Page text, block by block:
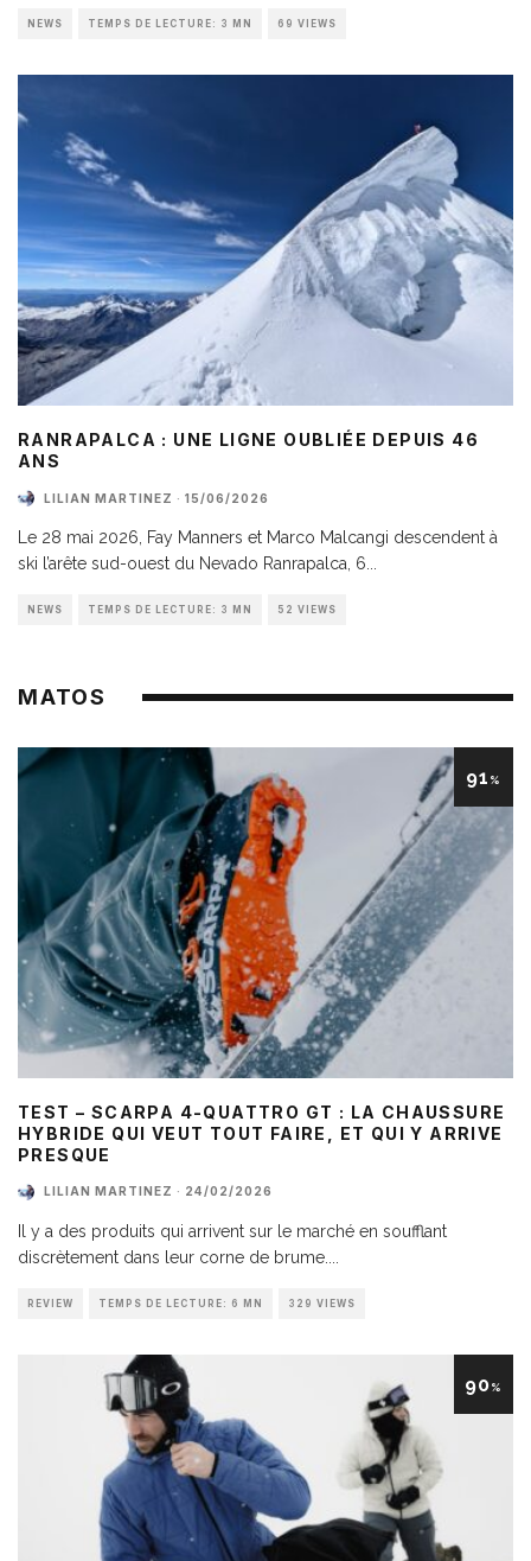
NEWS TEMPS DE LECTURE: 3 MN 69 VIEWS
RANRAPALCA : UNE LIGNE OUBLIÉE DEPUIS 46
ANS
LILIAN MARTINEZ · 15/06/2026
Le 28 mai 2026, Fay Manners et Marco Malcangi descendent à
ski l’arête sud-ouest du Nevado Ranrapalca, 6
NEWS TEMPS DE LECTURE: 3 MN 52 VIEWS
MATOS
91 %
TEST – SCARPA 4-QUATTRO GT : LA CHAUSSURE
HYBRIDE QUI VEUT TOUT FAIRE, ET QUI Y ARRIVE
PRESQUE
LILIAN MARTINEZ · 24/02/2026
Il y a des produits qui arrivent sur le marché en soufflant
discrètement dans leur corne de brume.
REVIEW TEMPS DE LECTURE: 6 MN 329 VIEWS
90%